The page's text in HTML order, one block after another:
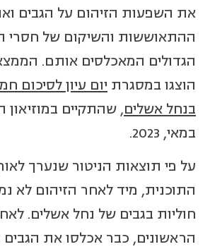
את השפעות הזיהום על הגבים
ההתאוששות והשיקום של חסרי
הגדולים המאכלסים אותם.
הוצגו במסגרת יום עיון לסיכום
בנחל אשלים, שהתקיים
במאי, 2023.
על פי תוצאות הניטור שנערך
התוכנית, מיד לאחר הזיהום לא
חוליות בגבים של נחל אשלים.
הראשונים, כבר אכלסו את